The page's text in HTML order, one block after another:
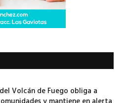
Volcán de Fuego obliga a